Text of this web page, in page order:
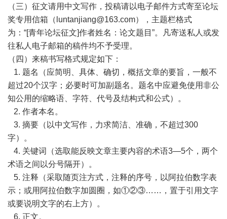
（三）征文请用中文写作，投稿请以电子邮件方式寄至论坛
奖专用信箱（ luntanjiang@163.com），主题栏格式
为：“[青年论坛征文]作者姓名：论文题目”。凡寄送私人或发
往私人电子邮箱的稿件均不予受理。
（四）来稿书写格式规定如下：
1. 题名（应简明、具体、确切，概括文章的要旨，一般不
超过20个汉字；必要时可加副题名。题名中应避免使用非公
知公用的缩略语、字符、代号及结构式和公式）。
2. 作者本名。
3. 摘要（以中文写作，力求简洁、准确，不超过300
字）。
4. 关键词（选取能反映文章主要内容的术语3—5个，两个
术语之间以分号隔开）。
5. 注释（采取随页注方式，注释的序号，以阿拉伯数字表
示；或用阿拉伯数字加圆圈，如①②③……，置于引用文字
或要说明文字的右上方）。
6. 正文。